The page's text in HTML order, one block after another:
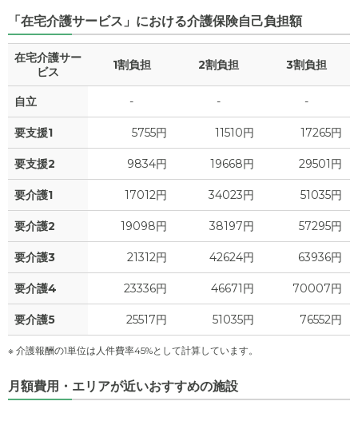
「在宅介護サービス」における介護保険自己負担額
在宅介護サー
ビス
1割負担 2割負担 3割負担
自立 - - -
要支援1 5755円 11510円 17265円
要支援2 9834円 19668円 29501円
要介護1 17012円 34023円 51035円
要介護2 19098円 38197円 57295円
要介護3 21312円 42624円 63936円
要介護4 23336円 46671円 70007円
要介護5 25517円 51035円 76552円
※ 介護報酬の1単位は人件費率45%として計算しています。
月額費用・エリアが近いおすすめの施設